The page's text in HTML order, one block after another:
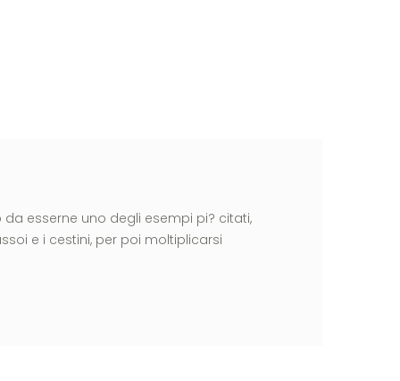
esserne uno degli esempi pi? citati,
e i cestini, per poi moltiplicarsi